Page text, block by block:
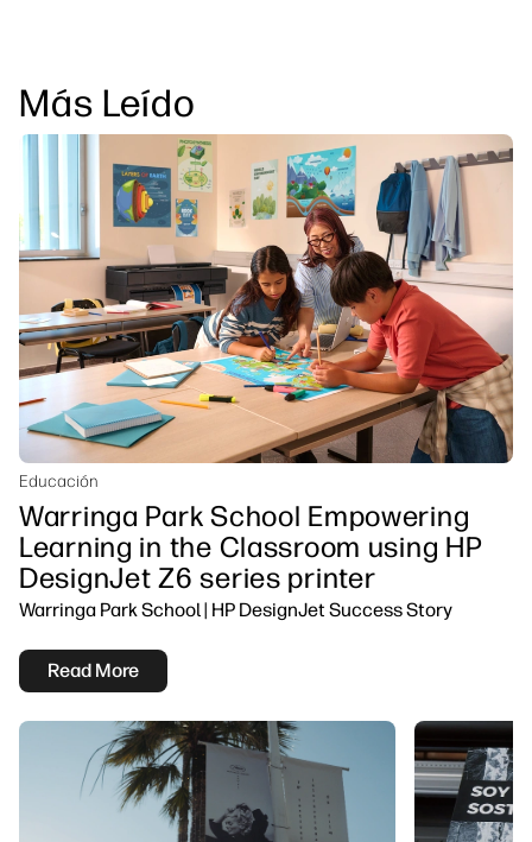
Más Leído
Educación
Warringa Park School Empowering
Learning in the Classroom using HP
DesignJet Z6 series printer
Warringa Park School | HP DesignJet Success Story
Read More